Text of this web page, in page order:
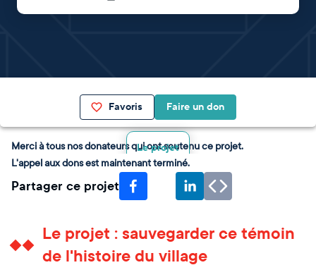
Favoris Faire un don
Le projet
Merci à tous nos donateurs qui ont soutenu ce projet.
L'appel aux dons est maintenant terminé.
Partager ce projet
Le projet : sauvegarder ce témoin
de l'histoire du village